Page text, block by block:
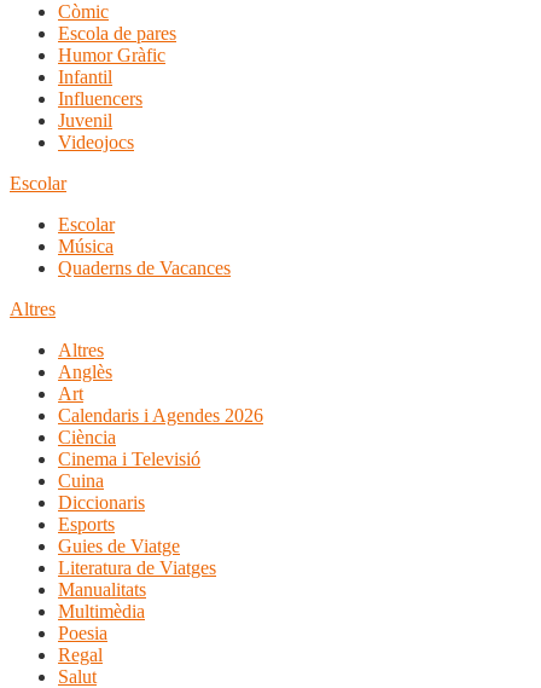
Còmic
Escola de pares
Humor Gràfic
Infantil
Influencers
Juvenil
Videojocs
Escolar
Escolar
Música
Quaderns de Vacances
Altres
Altres
Anglès
Art
Calendaris i Agendes 2026
Ciència
Cinema i Televisió
Cuina
Diccionaris
Esports
Guies de Viatge
Literatura de Viatges
Manualitats
Multimèdia
Poesia
Regal
Salut